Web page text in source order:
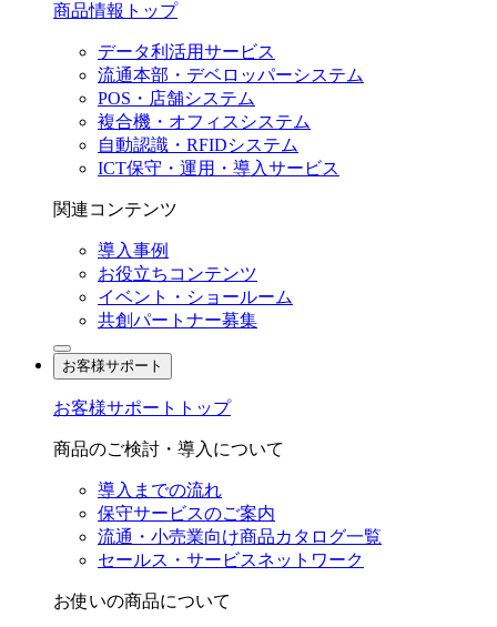
商品情報トップ
データ利活用サービス
流通本部・デベロッパーシステム
POS・店舗システム
複合機・オフィスシステム
自動認識・RFIDシステム
ICT保守・運用・導入サービス
関連コンテンツ
導入事例
お役立ちコンテンツ
イベント・ショールーム
共創パートナー募集
お客様サポート
お客様サポートトップ
商品のご検討・導入について
導入までの流れ
保守サービスのご案内
流通・小売業向け商品カタログ一覧
セールス・サービスネットワーク
お使いの商品について